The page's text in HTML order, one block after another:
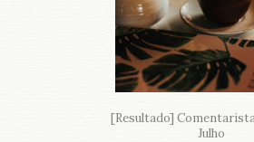
[Resultado]
Julho